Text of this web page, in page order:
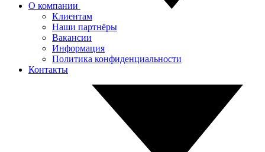
О компании
Клиентам
Наши партнёры
Вакансии
Информация
Политика конфиденциальности
Контакты